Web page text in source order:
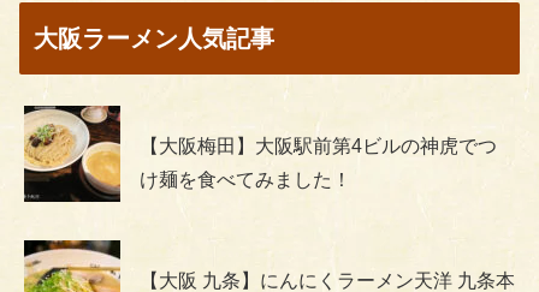
大阪ラーメン人気記事
【大阪梅田】大阪駅前第4ビルの神虎でつ
け麺を食べてみました！
【大阪 九条】にんにくラーメン天洋 九条本